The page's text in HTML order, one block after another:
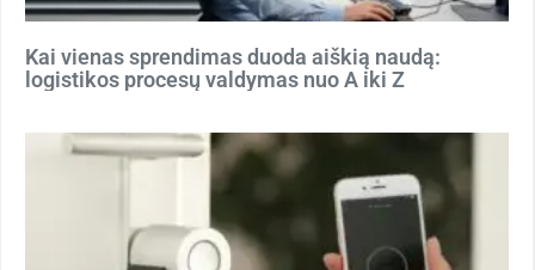
Kai vienas sprendimas duoda aiškią naudą:
logistikos procesų valdymas nuo A iki Z